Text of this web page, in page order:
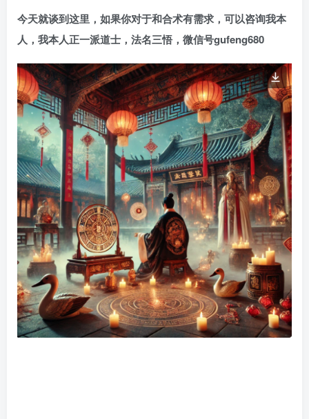
今天就谈到这里，如果你对于和合术有需求，可以咨询我本
人，我本人正一派道士，法名三悟，微信号gufeng680